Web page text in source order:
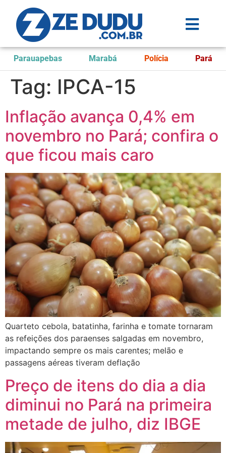
Parauapebas Marabá Polícia Pará
Tag: IPCA-15
Inflação avança 0,4% em
novembro no Pará; confira o
que ficou mais caro
Quarteto cebola, batatinha, farinha e tomate tornaram
as refeições dos paraenses salgadas em novembro,
impactando sempre os mais carentes; melão e
passagens aéreas tiveram deflação
Preço de itens do dia a dia
diminui no Pará na primeira
metade de julho, diz IBGE